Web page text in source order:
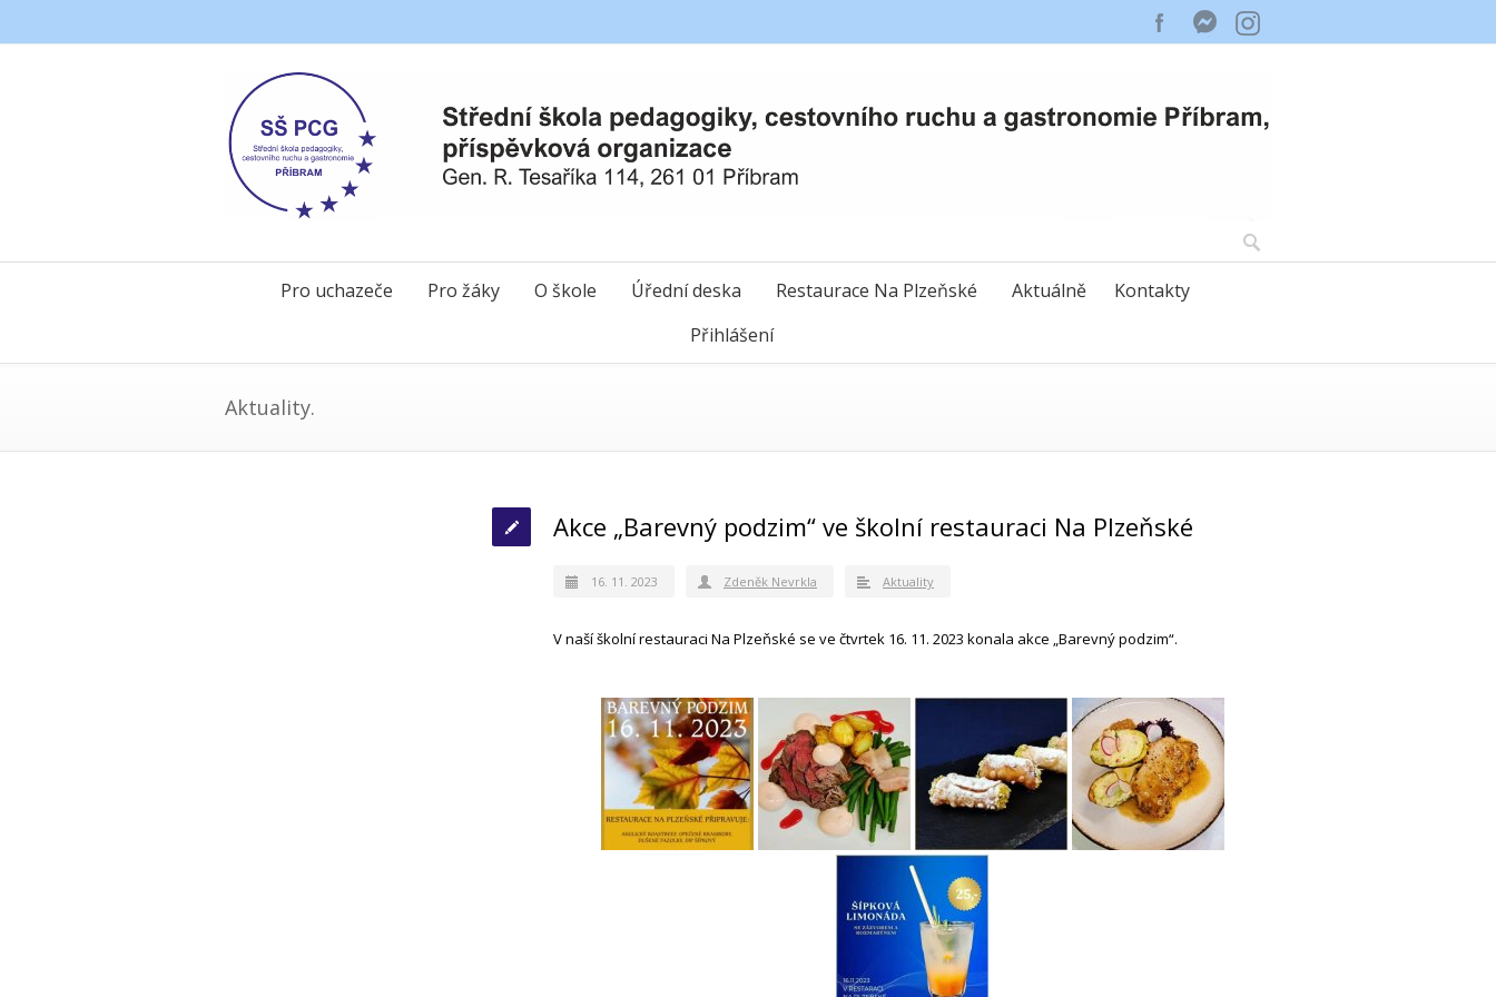
Pro uchazeče Pro žáky O škole Úřední deska Restaurace Na Plzeňské Aktuálně
Kontakty
Přihlášení
Aktuality.
Akce „Barevný podzim“ ve školní restauraci Na Plzeňské
16. 11. 2023 Zdeněk Nevrkla Aktuality
V naší školní restauraci Na Plzeňské se ve čtvrtek 16. 11. 2023 konala akce „Barevný podzim“.